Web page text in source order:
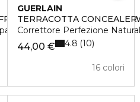
CUSTOM FINISH
GUERLAIN
TERRACOTTA CONCEALER
Correttore Perfezione
44,00 €
16 colori
4.8 10